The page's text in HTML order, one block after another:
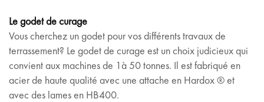
Le godet de curage
Vous cherchez un godet pour vos différents travaux de
terrassement? Le godet de curage est un choix judicieux qui
convient aux machines de 1à 50 tonnes. Il est fabriqué en
acier de haute qualité avec une attache en Hardox ® et
avec des lames en HB400.